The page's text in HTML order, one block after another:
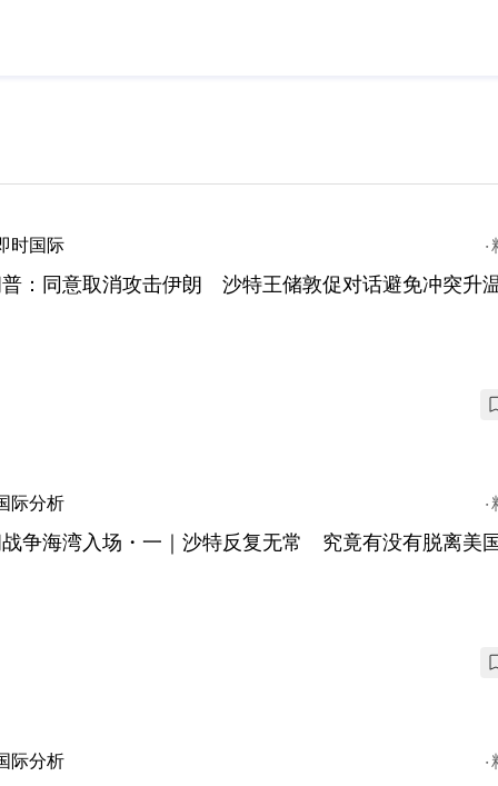
时国际
：同意取消攻击伊朗 沙特王储敦促对话避免冲突升
际分析
争海湾入场・一｜沙特反复无常 究竟有没有脱离美
际分析